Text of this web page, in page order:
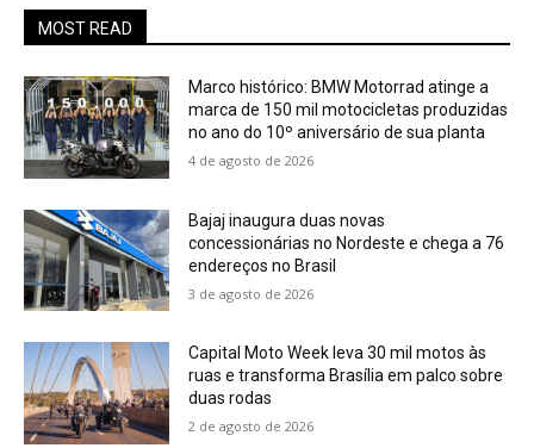
MOST READ
Marco histórico: BMW Motorrad atinge a
marca de 150 mil motocicletas produzidas
no ano do 10º aniversário de sua planta
4 de agosto de 2026
Bajaj inaugura duas novas
concessionárias no Nordeste e chega a 76
endereços no Brasil
3 de agosto de 2026
Capital Moto Week leva 30 mil motos às
ruas e transforma Brasília em palco sobre
duas rodas
2 de agosto de 2026